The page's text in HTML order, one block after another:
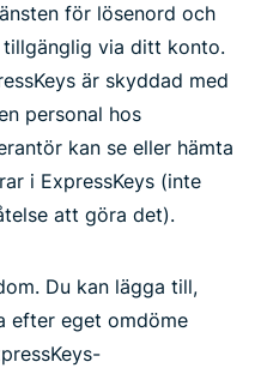
för lösenord och
tillgänglig via ditt konto.
är skyddad med
personal hos
kan se eller hämta
i ExpressKeys (inte
att göra det).
Du kan lägga till,
efter eget omdöme